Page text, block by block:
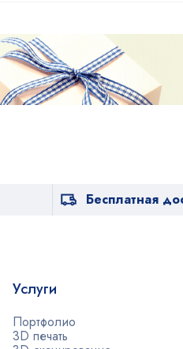
Бесплатная
Услуги
Портфолио
3D печать